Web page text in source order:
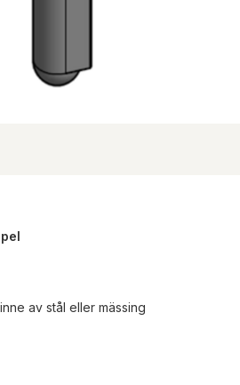
av stål eller mässing